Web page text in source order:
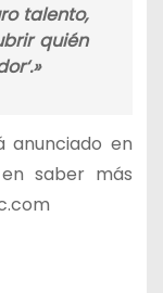
talento,
quién
‘.»
anunciado en
saber más